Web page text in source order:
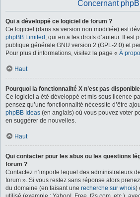
Concernant
Qui a développé ce logiciel de forum ?
Ce logiciel (dans sa version non modifiée) est
phpBB Limited , qui en a les droits d’auteur. Il est
publique générale GNU version 2 (GPL-2.0) et
Pour plus d’informations, visitez la page « À
Haut
Pourquoi la fonctionnalité X n’est pas
Ce logiciel a été développé et mis sous licence
pensez qu’une fonctionnalité nécessite d’être
phpBB Ideas (en anglais) où vous pouvez voter
en suggérer de nouvelles.
Haut
Qui contacter pour les abus ou les questions
forum ?
Contactez n’importe lequel des administrateurs
forum ». Si vous restez sans réponse alors
du domaine (en faisant une recherche sur whois)